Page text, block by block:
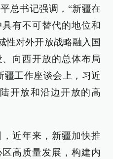
总书记强调，“新疆在
有不可替代的地位和
性对外开放战略融入国
向西开放的总体布局
疆工作座谈会上，习近
开放和沿边开放的高
近年来，新疆加快推
高质量发展，构建内